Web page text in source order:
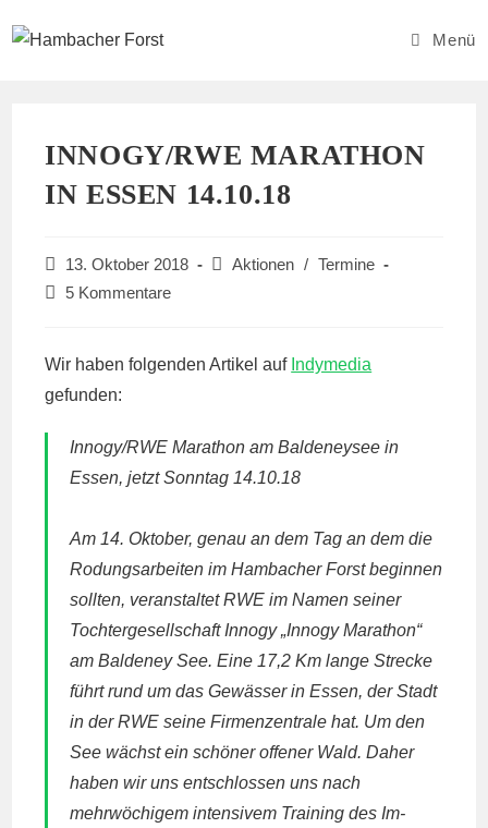
Inhalt
Menü
INNOGY/RWE MARATHON
IN ESSEN 14.10.18
Beitrag
veröffentlicht:
13. Oktober 2018
Beitrags-
Aktionen / Termine
Beitrags-
5 Kommentare
Wir haben folgenden Artikel auf Indymedia
gefunden:
Innogy/RWE Marathon am Baldeneysee in
Essen, jetzt Sonntag 14.10.18
Am 14. Oktober, genau an dem Tag an dem die
Rodungsarbeiten im Hambacher Forst beginnen
sollten, veranstaltet RWE im Namen seiner
Tochtergesellschaft Innogy „Innogy Marathon“
am Baldeney See. Eine 17,2 Km lange Strecke
führt rund um das Gewässer in Essen, der Stadt
in der RWE seine Firmenzentrale hat. Um den
See wächst ein schöner offener Wald. Daher
haben wir uns entschlossen uns nach
mehrwöchigem intensivem Training des Im-